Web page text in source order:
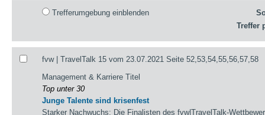
Trefferumgebung einblenden
Treffer
fvw | TravelTalk 15 vom 23.07.2021 Seite 52,53,54,55,56,57,58
Management & Karriere Titel
Top unter 30
Junge Talente sind krisenfest
Starker Nachwuchs: Die Finalisten des fvw|TravelTalk-